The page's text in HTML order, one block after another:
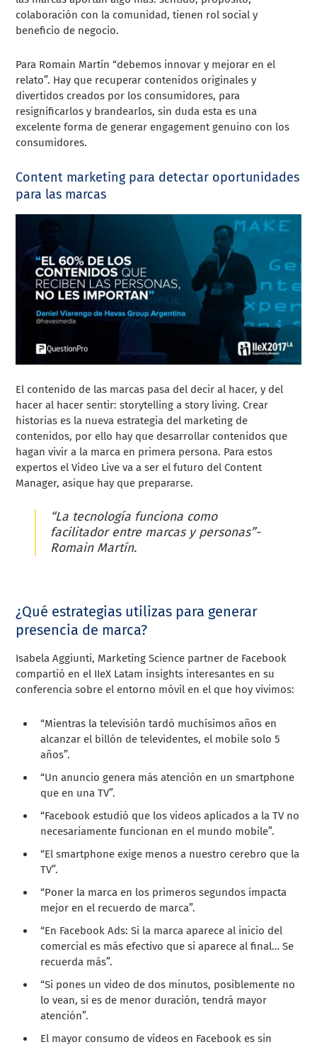
colaboración con la comunidad, tienen rol social y
beneficio de negocio.
Para Romain Martín “debemos innovar y mejorar en el
relato”. Hay que recuperar contenidos originales y
divertidos creados por los consumidores, para
resignificarlos y brandearlos, sin duda esta es una
excelente forma de generar engagement genuino con los
consumidores.
Content marketing para detectar oportunidades
para las marcas
El contenido de las marcas pasa del decir al hacer, y del
hacer al hacer sentir: storytelling a story living. Crear
historias es la nueva estrategia del marketing de
contenidos, por ello hay que desarrollar contenidos que
hagan vivir a la marca en primera persona. Para estos
expertos elVideo Live va a ser el futuro del Content
Manager, asique hay que prepararse.
“La tecnología funciona como
facilitador entre marcas y personas”-
Romain Martín.
¿Qué estrategias utilizas para generar
presencia de marca?
Isabela Aggiunti, Marketing Science partner de Facebook
compartió en el IIeX Latam insights interesantes en su
conferencia sobre el entorno móvil en el que hoy vivimos:
“Mientras la televisión tardó muchísimos años en
alcanzar el billón de televidentes, el mobile solo 5
años”.
“Un anuncio genera más atención en un smartphone
que en una TV”.
“Facebook estudió que los videos aplicados a la TV no
necesariamente funcionan en el mundo mobile”.
“El smartphone exige menos a nuestro cerebro que la
TV”.
“Poner la marca en los primeros segundos impacta
mejor en el recuerdo de marca”.
“En Facebook Ads: Si la marca aparece al inicio del
comercial es más efectivo que si aparece al final… Se
recuerda más”.
“Si pones un video de dos minutos, posiblemente no
lo vean, si es de menor duración, tendrá mayor
atención”.
El mayor consumo de vídeos en Facebook es sin